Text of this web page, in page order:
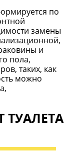
по
замены
и
пола,
таких, как
можно
ТУАЛЕТА